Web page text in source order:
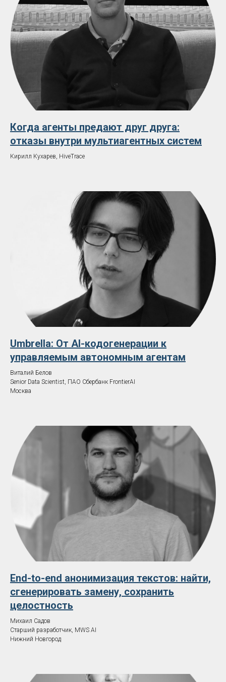
Когда агенты предают друг друга:
отказы внутри мультиагентных систем
Кирилл Кухарев, HiveTrace
Umbrella: От AI-кодогенерации к
управляемым автономным агентам
Виталий Белов
Senior Data Scientist, ПАО Сбербанк FrontierAI
Москва
End-to-end анонимизация текстов: найти,
сгенерировать замену, сохранить
целостность
Михаил Садов
Старший разработчик, MWS AI
Нижний Новгород